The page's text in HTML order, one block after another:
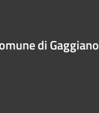
di Gaggiano